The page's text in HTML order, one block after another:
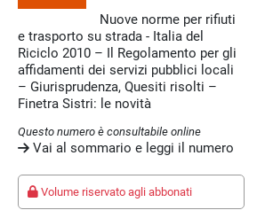
Nuove norme per rifiuti
e trasporto su strada - Italia del
Riciclo 2010 – Il Regolamento per gli
affidamenti dei servizi pubblici locali
– Giurisprudenza, Quesiti risolti –
Finetra Sistri: le novità
Questo numero è consultabile online
Vai al sommario e leggi il numero
Volume riservato agli abbonati